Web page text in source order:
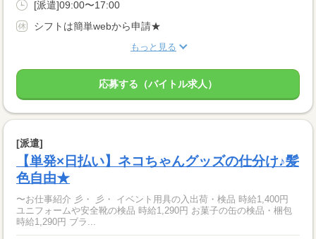
[派遣]09:00〜17:00
シフトは簡単webから申請★
もっと見る
応募する（バイトル求人）
[派遣]
【単発×日払い】ネコちゃんグッズの仕分け♪髪
色自由★
〜お仕事紹介 彡・ 彡・ イベント用具の入出荷・検品 時給1,400円
ユニフォームや安全靴の検品 時給1,290円 お菓子の缶の検品・梱包
時給1,290円 ブラ...